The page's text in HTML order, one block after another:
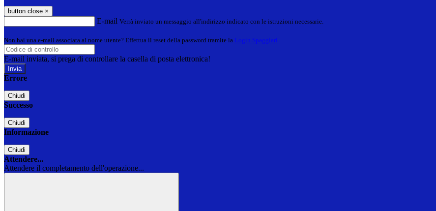
button close ×
E-mail Verrà inviato un messaggio all'indirizzo indicato con le istruzioni necessarie.
Non hai una e-mail associata al nome utente? Effettua il reset della password tramite la Login Spaggiari
E-mail inviata, si prega di controllare la casella di posta elettronica!
Errore
Chiudi
Successo
Chiudi
Informazione
Chiudi
Attendere...
Attendere il completamento dell'operazione...